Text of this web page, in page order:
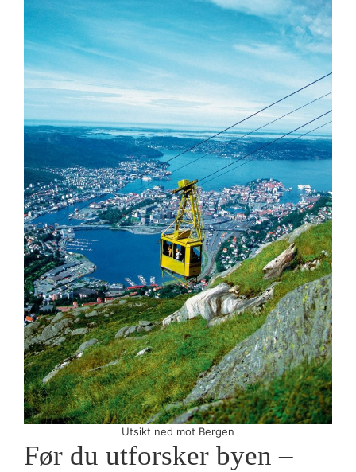
Utsikt ned mot Bergen
Før du utforsker byen –